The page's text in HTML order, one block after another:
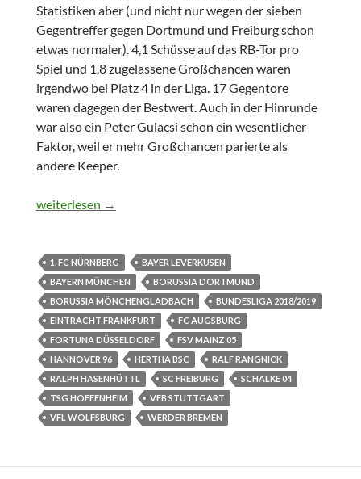
Statistiken aber (und nicht nur wegen der sieben
Gegentreffer gegen Dortmund und Freiburg schon
etwas normaler). 4,1 Schüsse auf das RB-Tor pro
Spiel und 1,8 zugelassene Großchancen waren
irgendwo bei Platz 4 in der Liga. 17 Gegentore
waren dagegen der Bestwert. Auch in der Hinrunde
war also ein Peter Gulacsi schon ein wesentlicher
Faktor, weil er mehr Großchancen parierte als
andere Keeper.
Noch mal verbesserte Statik
weiterlesen →
1. FC NÜRNBERG
BAYER LEVERKUSEN
BAYERN MÜNCHEN
BORUSSIA DORTMUND
BORUSSIA MÖNCHENGLADBACH
BUNDESLIGA 2018/2019
EINTRACHT FRANKFURT
FC AUGSBURG
FORTUNA DÜSSELDORF
FSV MAINZ 05
HANNOVER 96
HERTHA BSC
RALF RANGNICK
RALPH HASENHÜTTL
SC FREIBURG
SCHALKE 04
TSG HOFFENHEIM
VFB STUTTGART
VFL WOLFSBURG
WERDER BREMEN